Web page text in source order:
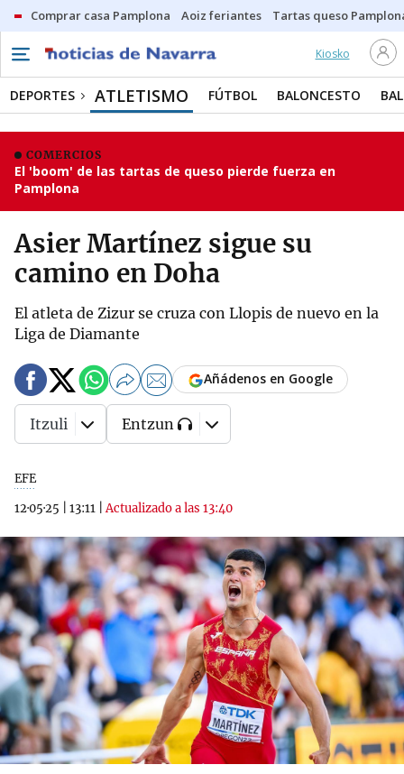
Comprar casa Pamplona Aoiz feriantes Tartas queso
Kiosko
DEPORTES ATLETISMO FÚTBOL BALONCESTO
COMERCIOS
El 'boom' de las tartas de queso pierde fuerza en
Pamplona
Asier Martínez sigue su
camino en Doha
El atleta de Zizur se cruza con Llopis de nuevo en la
Liga de Diamante
EFE
12·05·25
13:11 |Actualizado a las 13:40
Añádenos en Google
Itzuli Entzun